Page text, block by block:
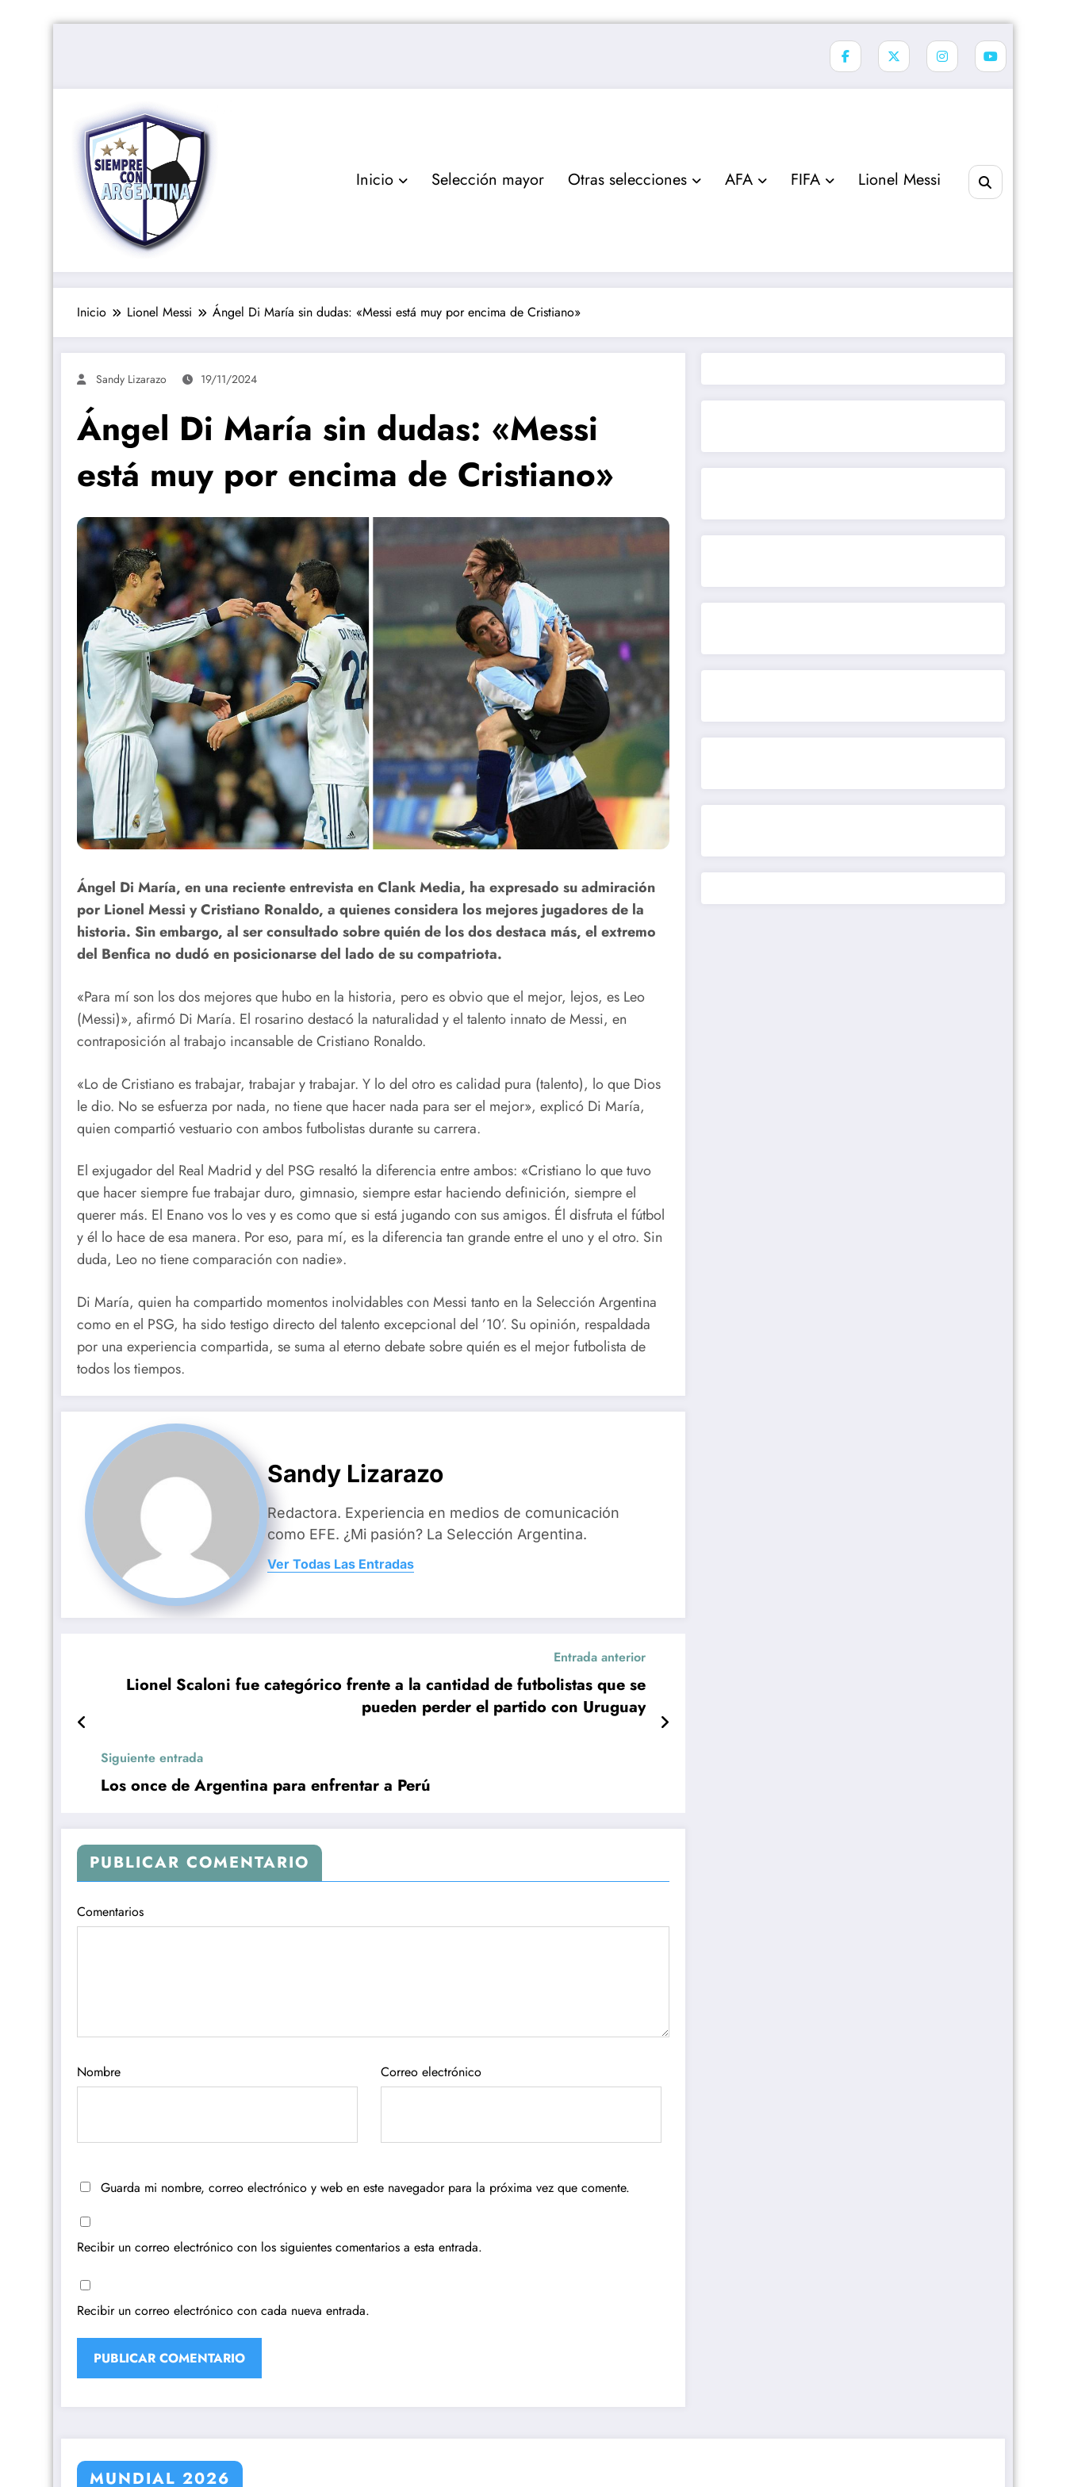
Inicio Selección mayor Otras selecciones AFA FIFA Lionel Messi
Inicio Lionel Messi Ángel Di María sin dudas: «Messi está muy por encima de Cristiano»
Sandy Lizarazo 19/11/2024
Ángel Di María sin dudas: «Messi
está muy por encima de Cristiano»
Ángel Di María, en una reciente entrevista en Clank Media, ha expresado su admiración
por Lionel Messi y Cristiano Ronaldo, a quienes considera los mejores jugadores de la
historia. Sin embargo, al ser consultado sobre quién de los dos destaca más, el extremo
del Benfica no dudó en posicionarse del lado de su compatriota.
«Para mí son los dos mejores que hubo en la historia, pero es obvio que el mejor, lejos, es Leo
(Messi)», afirmó Di María. El rosarino destacó la naturalidad y el talento innato de Messi, en
contraposición al trabajo incansable de Cristiano Ronaldo.
«Lo de Cristiano es trabajar, trabajar y trabajar. Y lo del otro es calidad pura (talento), lo que Dios
le dio. No se esfuerza por nada, no tiene que hacer nada para ser el mejor», explicó Di María,
quien compartió vestuario con ambos futbolistas durante su carrera.
El exjugador del Real Madrid y del PSG resaltó la diferencia entre ambos: «Cristiano lo que tuvo
que hacer siempre fue trabajar duro, gimnasio, siempre estar haciendo definición, siempre el
querer más. El Enano vos lo ves y es como que si está jugando con sus amigos. Él disfruta el fútbol
y él lo hace de esa manera. Por eso, para mí, es la diferencia tan grande entre el uno y el otro. Sin
duda, Leo no tiene comparación con nadie».
Di María, quien ha compartido momentos inolvidables con Messi tanto en la Selección Argentina
como en el PSG, ha sido testigo directo del talento excepcional del ’10’. Su opinión, respaldada
por una experiencia compartida, se suma al eterno debate sobre quién es el mejor futbolista de
todos los tiempos.
Sandy Lizarazo
Redactora. Experiencia en medios de comunicación
como EFE. ¿Mi pasión? La Selección Argentina.
Ver Todas Las Entradas
Entrada anterior
Lionel Scaloni fue categórico frente a la cantidad de futbolistas que se
pueden perder el partido con Uruguay
Siguiente entrada
Los once de Argentina para enfrentar a Perú
PUBLICAR COMENTARIO
Comentarios
Nombre Correo electrónico
Guarda mi nombre, correo electrónico y web en este navegador para la próxima vez que comente.
Recibir un correo electrónico con los siguientes comentarios a esta entrada.
Recibir un correo electrónico con cada nueva entrada.
MUNDIAL 2026